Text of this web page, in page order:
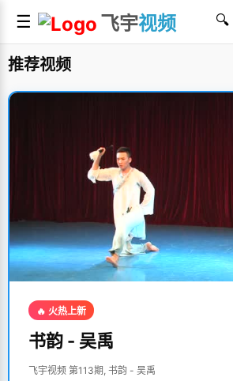
☰ 飞宇视频 🔍
推荐视频
🔥 火热上新
书韵 - 吴禹
飞宇视频 第113期, 书韵 - 吴禹